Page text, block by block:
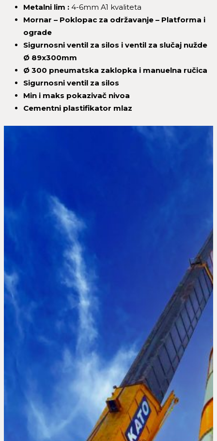
Metalni lim : 4-6mm A1 kvaliteta
Mornar – Poklopac za održavanje – Platforma i
ograde
Sigurnosni ventil za silos i ventil za slučaj nužde
Ø 89x300mm
Ø 300 pneumatska zaklopka i manuelna ručica
Sigurnosni ventil za silos
Min i maks pokazivač nivoa
Cementni plastifikator mlaz